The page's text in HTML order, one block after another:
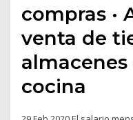
compras ·
venta de
almacenes
cocina